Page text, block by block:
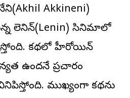
Akkineni)
లెనిన్(Lenin) సినిమాలో
కథలో హీరోయిన్
ఉందనే ప్రచారం
ముఖ్యంగా కథను